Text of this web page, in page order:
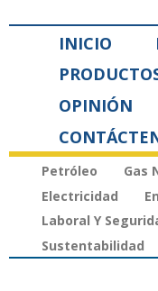
INICIO
OPINIÓN
Petróleo Gas
Electricidad
Laboral Y
Sustentabilidad